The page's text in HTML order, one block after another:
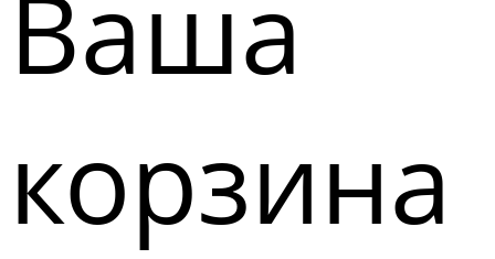
Ваша
корзина